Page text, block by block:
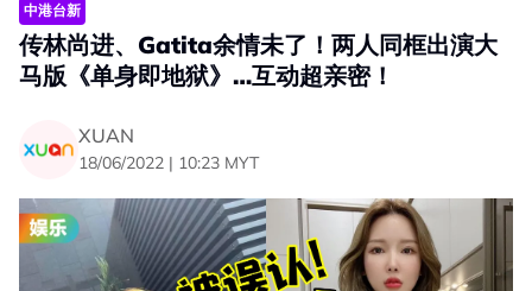
中港台新
传林尚进、Gatita余情未了！两人同框出演大
马版《单身即地狱》…互动超亲密！
XUAN
18/06/2022 | 10:23 MYT